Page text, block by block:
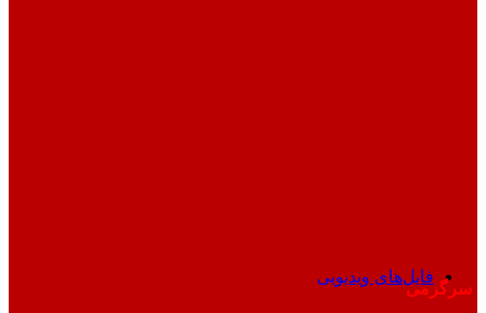
فایل‌های ویدیویی
سرگرمی